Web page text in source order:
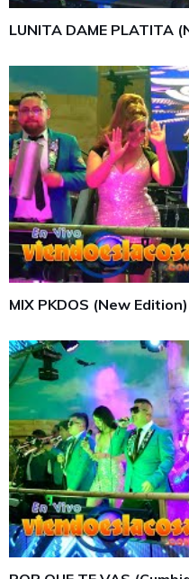
LUNITA DAME PLATITA
MIX PKDOS (New Edition)